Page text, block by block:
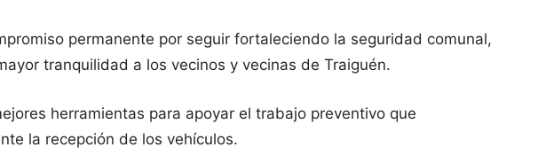
permanente por seguir fortaleciendo la seguridad comunal,
tranquilidad a los vecinos y vecinas de Traiguén.
herramientas para apoyar el trabajo preventivo que
la recepción de los vehículos.